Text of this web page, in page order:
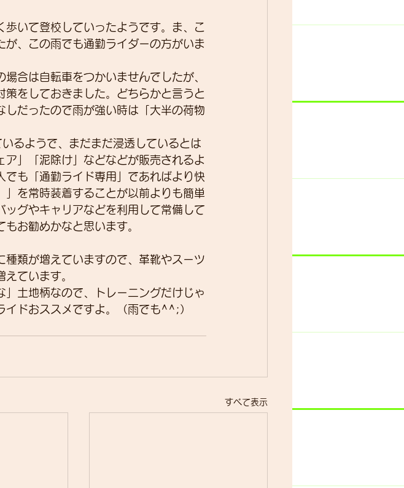
独り言 パワーメーター 動画
いて登校していったようです。ま、こ
、この雨でも通勤ライダーの方がいま
合は自転車をつかいませんでしたが、
をしておきました。どちらかと言うと
しだったので雨が強い時は「大半の荷物
るようで、まだまだ浸透しているとは
」「泥除け」などなどが販売されるよ
も「通勤ライド専用」であればより快
を常時装着することが以前よりも簡単
グやキャリアなどを利用して常備して
お勧めかなと思います。
類が増えていますので、革靴やスーツ
ています。
土地柄なので、トレーニングだけじゃ
イドおススメですよ。（雨でも^^;）
すべて表示